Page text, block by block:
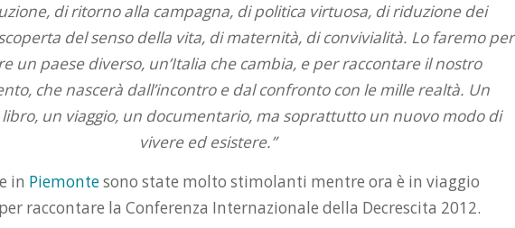
di ritorno alla campagna, di politica virtuosa, di riduzione dei
del senso della vita, di maternità, di convivialità. Lo faremo per
un paese diverso, un’Italia che cambia, e per raccontare il nostro
che nascerà dall’incontro e dal confronto con le mille realtà. Un
un viaggio, un documentario, ma soprattutto un nuovo modo di
vivere ed esistere.”
in Piemontesono state molto stimolanti mentre ora è in viaggio
per raccontare la Conferenza Internazionale della Decrescita 2012.